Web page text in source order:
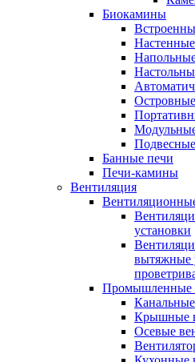
Биокамины
Банные печи
Печи-камины
Вентиляция
установки
вытяжные
Промышленные
Крышные
Осевые